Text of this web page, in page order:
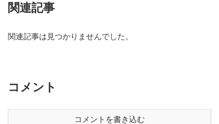
関連記事
関連記事は見つかりませんでした。
コメント
コメントを書き込む